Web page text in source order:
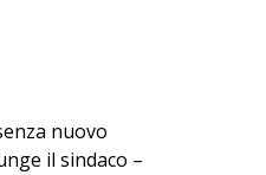
nuovo
il sindaco –